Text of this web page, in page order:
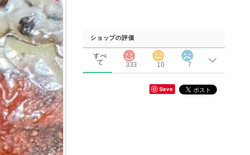
ショップの評価
すべ
て
333 10 7
Save